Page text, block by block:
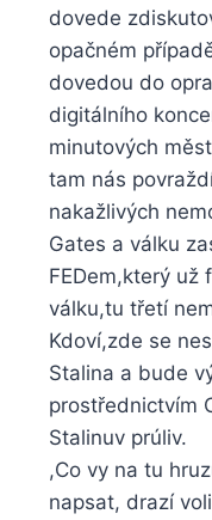
dovede
opačném
dovedou do
digitálního
minutových
tam nás
nakažlivých
Gates a válku
FEDem,který už
válku,tu třetí
Kdoví,zde se
Stalina a bude
prostřednictvím
Stalinuv prúliv.
,Co vy na tu
napsat, drazí